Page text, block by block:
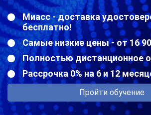
Миасс - доставка
бесплатно!
Самые низкие цены - от 16
Полностью дистанционное
Рассрочка 0% на 6 и 12
Пройти обучение